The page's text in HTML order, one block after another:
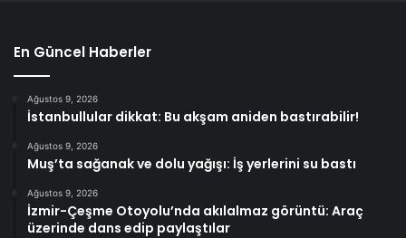
En Güncel Haberler
Ağustos 9, 2026
İstanbullular dikkat: Bu akşam aniden bastırabilir!
Ağustos 9, 2026
Muş’ta sağanak ve dolu yağışı: İş yerlerini su bastı
Ağustos 9, 2026
İzmir-Çeşme Otoyolu’nda akılalmaz görüntü: Araç
üzerinde dans edip paylaştılar